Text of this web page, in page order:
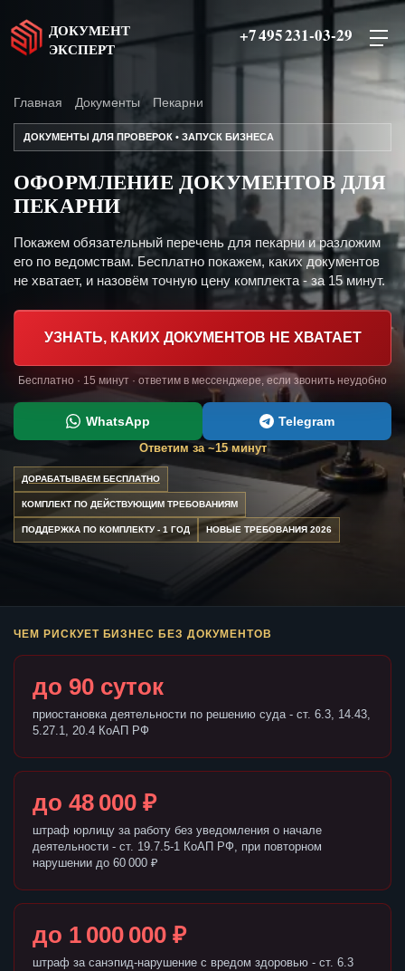
ДОКУМЕНТ
ЭКСПЕРТ
+7 495 231-03-29
Главная Документы Пекарни
ДОКУМЕНТЫ ДЛЯ ПРОВЕРОК • ЗАПУСК БИЗНЕСА
ОФОРМЛЕНИЕ ДОКУМЕНТОВ ДЛЯ
ПЕКАРНИ
Покажем обязательный перечень для пекарни и разложим
его по ведомствам. Бесплатно покажем, каких документов
не хватает, и назовём точную цену комплекта - за 15 минут.
УЗНАТЬ, КАКИХ ДОКУМЕНТОВ НЕ ХВАТАЕТ
Бесплатно · 15 минут · ответим в мессенджере, если звонить неудобно
WhatsApp Telegram
Ответим за ~15 минут
ДОРАБАТЫВАЕМ БЕСПЛАТНО
КОМПЛЕКТ ПО ДЕЙСТВУЮЩИМ ТРЕБОВАНИЯМ
ПОДДЕРЖКА ПО КОМПЛЕКТУ - 1 ГОД НОВЫЕ ТРЕБОВАНИЯ 2026
ЧЕМ РИСКУЕТ БИЗНЕС БЕЗ ДОКУМЕНТОВ
до 90 суток
приостановка деятельности по решению суда - ст. 6.3, 14.43,
5.27.1, 20.4 КоАП РФ
до 48 000 ₽
штраф юрлицу за работу без уведомления о начале
деятельности - ст. 19.7.5-1 КоАП РФ, при повторном
нарушении до 60 000 ₽
до 1 000 000 ₽
штраф за санэпид-нарушение с вредом здоровью - ст. 6.3